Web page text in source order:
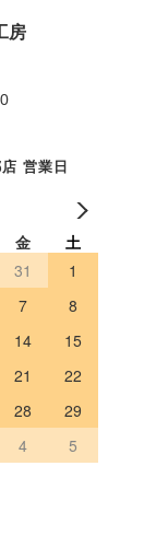
房
営業日
金
土
31
1
7
8
14
15
21
22
28
29
4 5